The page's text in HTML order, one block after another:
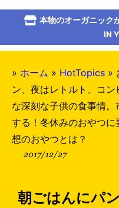
本物のオーガニック
IN
» ホーム » HotTopics »
ン、夜はレトルト、コン
な深刻な子供の食事情
する！冬休みのおやつ
想のおやつとは？
2017/12/27
朝ごはんにパ